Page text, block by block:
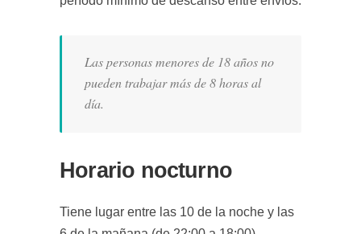
Las personas menores de 18 años no
pueden trabajar más de 8 horas al
día.
Horario nocturno
Tiene lugar entre las 10 de la noche y las